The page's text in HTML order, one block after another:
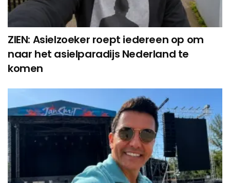
ZIEN: Asielzoeker roept iedereen op om
naar het asielparadijs Nederland te
komen